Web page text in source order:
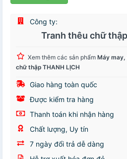
Công ty:
Tranh thêu chữ
Xem thêm các sản phẩm Máy
chữ thập THANH LỊCH
Giao hàng toàn quốc
Được kiểm tra hàng
Thanh toán khi nhận hàng
Chất lượng, Uy tín
7 ngày đổi trả dễ dàng